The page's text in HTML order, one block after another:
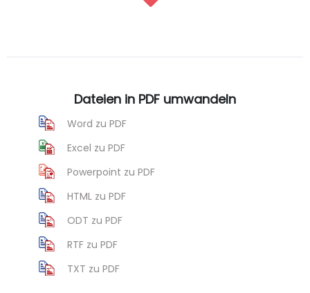
Dateien in PDF umwandeln
Word zu PDF
Excel zu PDF
Powerpoint zu PDF
HTML zu PDF
ODT zu PDF
RTF zu PDF
TXT zu PDF